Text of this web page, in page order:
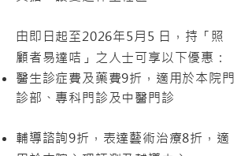
由即日起至2026年5月5 日，持「照
顧者易達咭」之人士可享以下優惠：
醫生診症費及藥費9折，適用於本院門
診部、專科門診及中醫門診
輔導諮詢9折，表達藝術治療8折，適